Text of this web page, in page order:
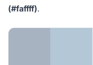
(#faffff).